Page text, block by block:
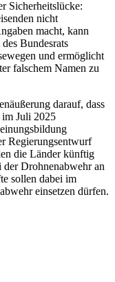
Sicherheitslücke:
nicht
macht, kann
Bundesrats
und ermöglicht
falschem Namen zu
darauf, dass
im Juli 2025
Regierungsentwurf
die Länder künftig
Drohnenabwehr an
sollen dabei im
einsetzen dürfen.